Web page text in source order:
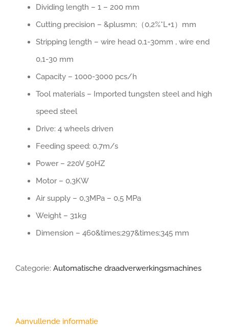
Dividing length – 1 – 200 mm
Cutting precision – &plusmn;（0,2%*L+1）mm
Stripping length – wire head 0,1-30mm , wire end
0,1-30 mm
Capacity – 1000-3000 pcs/h
Tool materials – Imported tungsten steel and high
speed steel
Drive: 4 wheels driven
Feeding speed: 0,7m/s
Power – 220V 50HZ
Motor – 0,3KW
Air supply – 0,3MPa – 0,5 MPa
Weight – 31kg
Dimension – 460&times;297&times;345 mm
Categorie: Automatische draadverwerkingsmachines
Aanvullende informatie